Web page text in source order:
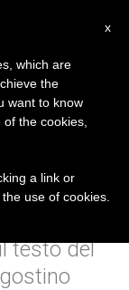
lo
testo del
x
which are
the
want to know
the cookies,
a link or
use of cookies.